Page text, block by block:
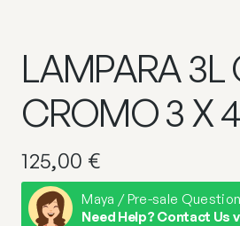
LAMPARA 3L
CROMO 3 X
125,00 €
Maya / Pre-sale
Need Help? Contact Us